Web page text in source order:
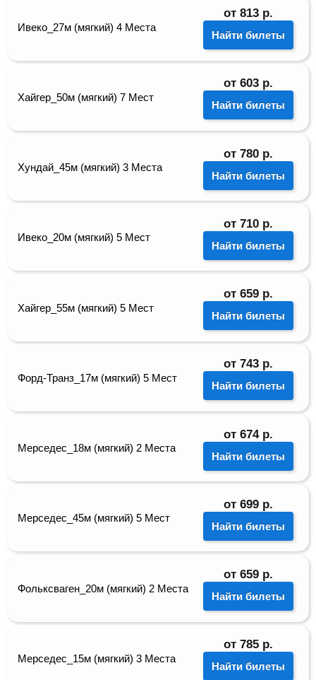
Ивеко_27м (мягкий) 4 Места
от 813 р.
Найти билеты
Хайгер_50м (мягкий) 7 Мест
от 603 р.
Найти билеты
Хундай_45м (мягкий) 3 Места
от 780 р.
Найти билеты
Ивеко_20м (мягкий) 5 Мест
от 710 р.
Найти билеты
Хайгер_55м (мягкий) 5 Мест
от 659 р.
Найти билеты
Форд-Транз_17м (мягкий) 5 Мест
от 743 р.
Найти билеты
Мерседес_18м (мягкий) 2 Места
от 674 р.
Найти билеты
Мерседес_45м (мягкий) 5 Мест
от 699 р.
Найти билеты
Фольксваген_20м (мягкий) 2 Места
от 659 р.
Найти билеты
Мерседес_15м (мягкий) 3 Места
от 785 р.
Найти билеты